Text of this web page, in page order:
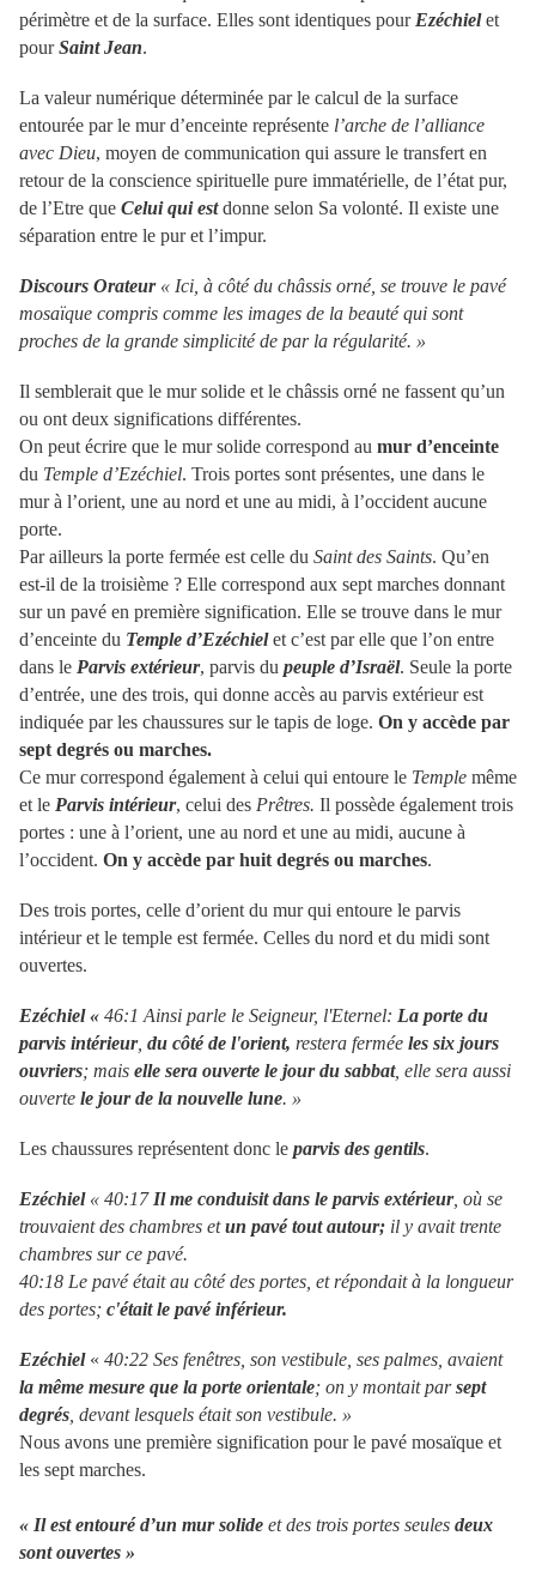
périmètre et de la surface. Elles sont identiques pour Ezéchielet
pourSaint Jean.
La valeur numérique déterminée par le calcul de la surface
entourée par le mur d’enceinte représente l’arche de l’alliance
avec Dieu, moyen de communication qui assure le transfert en
retour de la conscience spirituelle pure immatérielle, de l’état pur,
de l’Etre que Celui qui estdonne selon Sa volonté. Il existe une
séparation entre le pur et l’impur.
Discours Orateur « Ici, à côté du châssis orné, se trouve le pavé
mosaïque compris comme les images de la beauté qui sont
proches de la grande simplicité de par la régularité. »
Il semblerait que le mur solide et le châssis orné ne fassent qu’un
ou ont deux significations différentes.
On peut écrire que le mur solide correspond au mur d’enceinte
du Temple d’Ezéchiel. Trois portes sont présentes, une dans le
mur à l’orient, une au nord et une au midi, à l’occident aucune
porte.
Par ailleurs la porte fermée est celle du Saint des Saints. Qu’en
est-il de la troisième ? Elle correspond aux sept marches donnant
sur un pavé en première signification. Elle se trouve dans le mur
d’enceinte du Temple d’Ezéchielet c’est par elle que l’on entre
dans le Parvis extérieur, parvis du peuple d’Israël. Seule la porte
d’entrée, une des trois, qui donne accès au parvis extérieur est
indiquée par les chaussures sur le tapis de loge. On y accède par
sept degrés ou marches.
Ce mur correspond également à celui qui entoure le Temple même
et le Parvis intérieur, celui des Prêtres. Il possède également trois
portes : une à l’orient, une au nord et une au midi, aucune à
l’occident. On y accède par huit degrés ou marches.
Des trois portes, celle d’orient du mur qui entoure le parvis
intérieur et le temple est fermée. Celles du nord et du midi sont
ouvertes.
Ezéchiel « 46:1 Ainsi parle le Seigneur, l'Eternel: La porte du
parvis intérieur, du côté de l'orient, restera fermée les six jours
ouvriers; mais elle sera ouverte le jour du sabbat, elle sera aussi
ouverte le jour de la nouvelle lune. »
Les chaussures représentent donc le parvis des gentils.
Ezéchiel« 40:17 Il me conduisit dans le parvis extérieur, où se
trouvaient des chambres etun pavé tout autour; il y avait trente
chambres sur ce pavé.
40:18 Le pavé était au côté des portes, et répondait à la longueur
des portes; c'était le pavé inférieur.
Ezéchiel « 40:22 Ses fenêtres, son vestibule, ses palmes, avaient
la même mesure que la porte orientale; on y montait parsept
degrés , devant lesquels était son vestibule. »
Nous avons une première signification pour le pavé mosaïque et
les sept marches.
« Il est entouré d’un mur solide et des trois portes seules deux
sont ouvertes »